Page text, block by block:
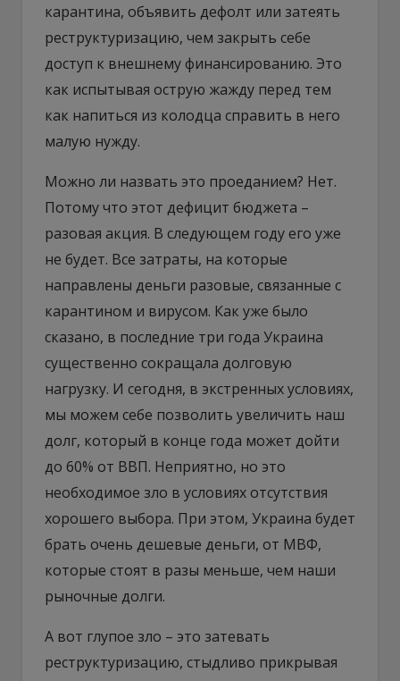
карантина, объявить дефолт или затеять
реструктуризацию, чем закрыть себе
доступ к внешнему финансированию. Это
как испытывая острую жажду перед тем
как напиться из колодца справить в него
малую нужду.
Можно ли назвать это проеданием? Нет.
Потому что этот дефицит бюджета –
разовая акция. В следующем году его уже
не будет. Все затраты, на которые
направлены деньги разовые, связанные с
карантином и вирусом. Как уже было
сказано, в последние три года Украина
существенно сокращала долговую
нагрузку. И сегодня, в экстренных условиях,
мы можем себе позволить увеличить наш
долг, который в конце года может дойти
до 60% от ВВП. Неприятно, но это
необходимое зло в условиях отсутствия
хорошего выбора. При этом, Украина будет
брать очень дешевые деньги, от МВФ,
которые стоят в разы меньше, чем наши
рыночные долги.
А вот глупое зло – это затевать
реструктуризацию, стыдливо прикрывая